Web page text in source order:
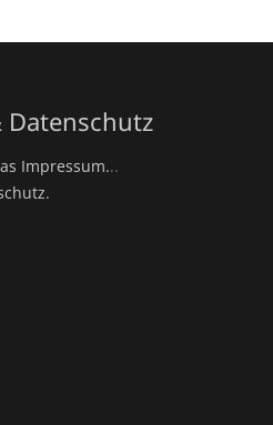
Impressum...